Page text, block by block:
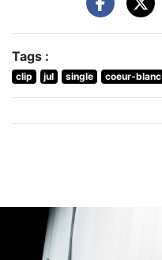
Tags :
clip jul single coeur-blanc